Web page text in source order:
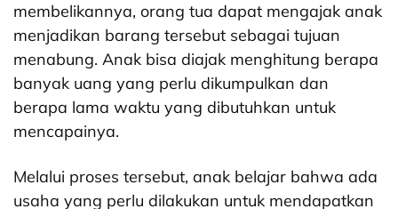
membelikannya, orang tua dapat mengajak anak
menjadikan barang tersebut sebagai tujuan
menabung. Anak bisa diajak menghitung berapa
banyak uang yang perlu dikumpulkan dan
berapa lama waktu yang dibutuhkan untuk
mencapainya.
Melalui proses tersebut, anak belajar bahwa ada
usaha yang perlu dilakukan untuk mendapatkan